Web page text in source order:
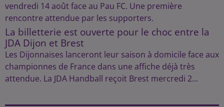
vendredi 14 août face au Pau FC. Une première
rencontre attendue par les supporters.
La billetterie est ouverte pour le choc entre la
JDA Dijon et Brest
Les Dijonnaises lanceront leur saison à domicile face aux
championnes de France dans une affiche déjà très
attendue. La JDA Handball reçoit Brest mercredi 2...